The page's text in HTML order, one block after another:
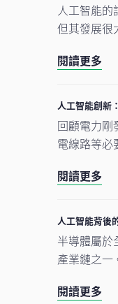
人工智能的
但其發展很
撐人工智能
工智能建設
閱讀更多
人工智能創新
回顧電力剛
電線路等必
企業對晶片
奠下基礎
來愈由「人
撐人工智能
建」。在這
重要角色。
閱讀更多
人工智能背後
半導體屬於
產業鏈之一
產流程，已
閱讀更多